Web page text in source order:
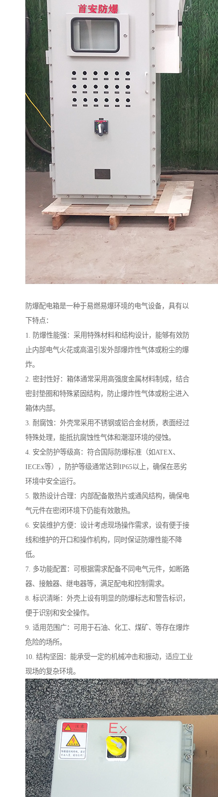
防爆配电箱是一种于易燃易爆环境的电气设备，具有以
下特点：
1. 防爆性能强：采用特殊材料和结构设计，能够有效防
止内部电气火花或高温引发外部爆炸性气体或粉尘的爆
炸。
2. 密封性好：箱体通常采用高强度金属材料制成，结合
密封垫圈和特殊紧固结构，防止爆炸性气体或粉尘进入
箱体内部。
3. 耐腐蚀：外壳常采用不锈钢或铝合金材质，表面经过
特殊处理，能抵抗腐蚀性气体和潮湿环境的侵蚀。
4. 安全防护等级高：符合国际防爆标准（如ATEX、
IECEx等），防护等级通常达到IP65以上，确保在恶劣
环境中安全运行。
5. 散热设计合理：内部配备散热片或通风结构，确保电
气元件在密闭环境下仍能有效散热。
6. 安装维护方便：设计考虑现场操作需求，设有便于接
线和维护的开口和操作机构，同时保证防爆性能不降
低。
7. 多功能配置：可根据需求配备不同电气元件，如断路
器、接触器、继电器等，满足配电和控制需求。
8. 标识清晰：外壳上设有明显的防爆标志和警告标识，
便于识别和安全操作。
9. 适用范围广：可用于石油、化工、煤矿、等存在爆炸
危险的场所。
10. 结构坚固：能承受一定的机械冲击和振动，适应工业
现场的复杂环境。